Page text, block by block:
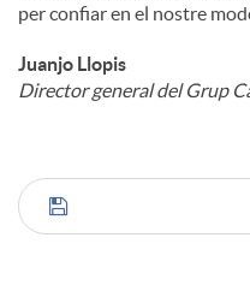
per confiar en el nostre
Juanjo Llopis
Director general del Grup
C